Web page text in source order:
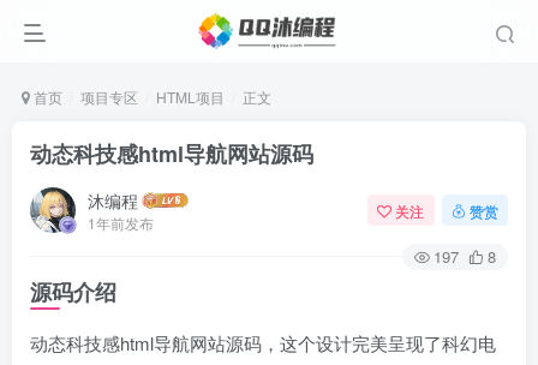
首页 项目专区 HTML项目 正文
动态科技感html导航网站源码
沐编程
1年前发布
关注 赞赏
197 8
源码介绍
动态科技感html导航网站源码，这个设计完美呈现了科幻电